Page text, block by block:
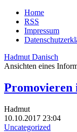
Home
RSS
Impressum
Hadmut Danisch
Ansichten eines
Promovieren
Hadmut
10.10.2017 23:04
Uncategorized